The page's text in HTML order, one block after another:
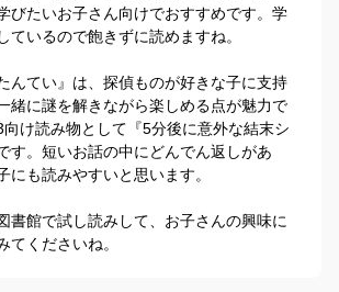
びたいお子さん向けでおすすめです。学
ているので飽きずに読めますね。
んてい』は、探偵ものが好きな子に支持
緒に謎を解きながら楽しめる点が魅力で
け読み物として『5分後に意外な結末シ
す。短いお話の中にどんでん返しがあ
にも読みやすいと思います。
書館で試し読みして、お子さんの興味に
てくださいね。